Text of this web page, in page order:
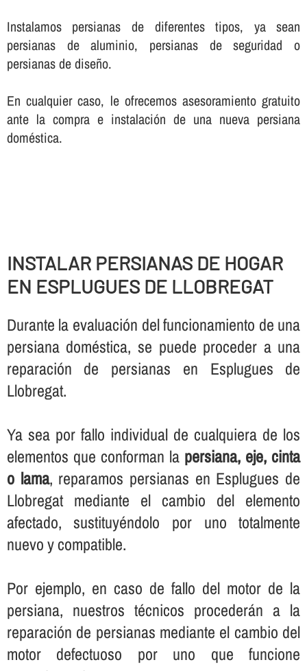
Instalamos persianas de diferentes tipos, ya sean
persianas de aluminio, persianas de seguridad o
persianas de diseño.
En cualquier caso, le ofrecemos asesoramiento gratuito
ante la compra e instalación de una nueva persiana
doméstica.
INSTALAR PERSIANAS DE HOGAR
EN ESPLUGUES DE LLOBREGAT
Durante la evaluación del funcionamiento de una
persiana doméstica, se puede proceder a una
reparación de persianas en Esplugues de
Llobregat.
Ya sea por fallo individual de cualquiera de los
elementos que conforman la persiana, eje, cinta
o lama, reparamos persianas en Esplugues de
Llobregat mediante el cambio del elemento
afectado, sustituyéndolo por uno totalmente
nuevo y compatible.
Por ejemplo, en caso de fallo del motor de la
persiana, nuestros técnicos procederán a la
reparación de persianas mediante el cambio del
motor defectuoso por uno que funcione